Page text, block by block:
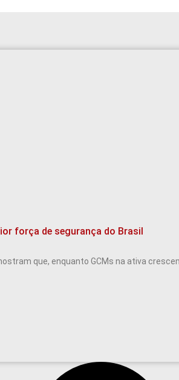
força de segurança do Brasil
que, enquanto GCMs na ativa